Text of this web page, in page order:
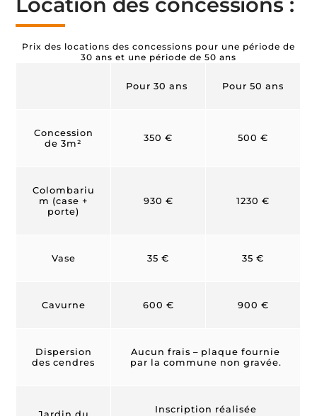
Prix des locations des concessions pour une période de
30 ans et une période de 50 ans
Pour 30 ans Pour 50 ans
Concession
de 3m²
350 € 500 €
Colombariu
m (case +
porte)
930 € 1230 €
Vase 35 € 35 €
Cavurne 600 € 900 €
Dispersion
des cendres
Aucun frais – plaque fournie
par la commune non gravée.
Inscription réalisée